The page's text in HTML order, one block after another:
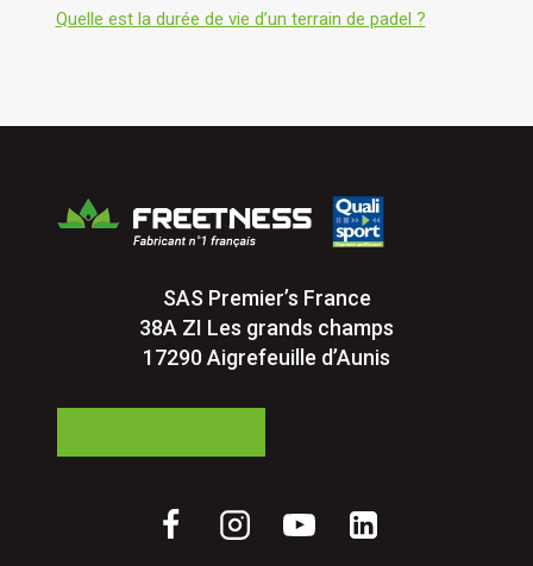
Quelle est la durée de vie d’un terrain de padel ?
SAS Premier’s France
38A ZI Les grands champs
17290 Aigrefeuille d’Aunis